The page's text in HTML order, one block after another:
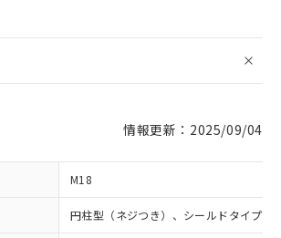
情報更新：2025/09/04
M18
円柱型（ネジつき）、シールドタイプ